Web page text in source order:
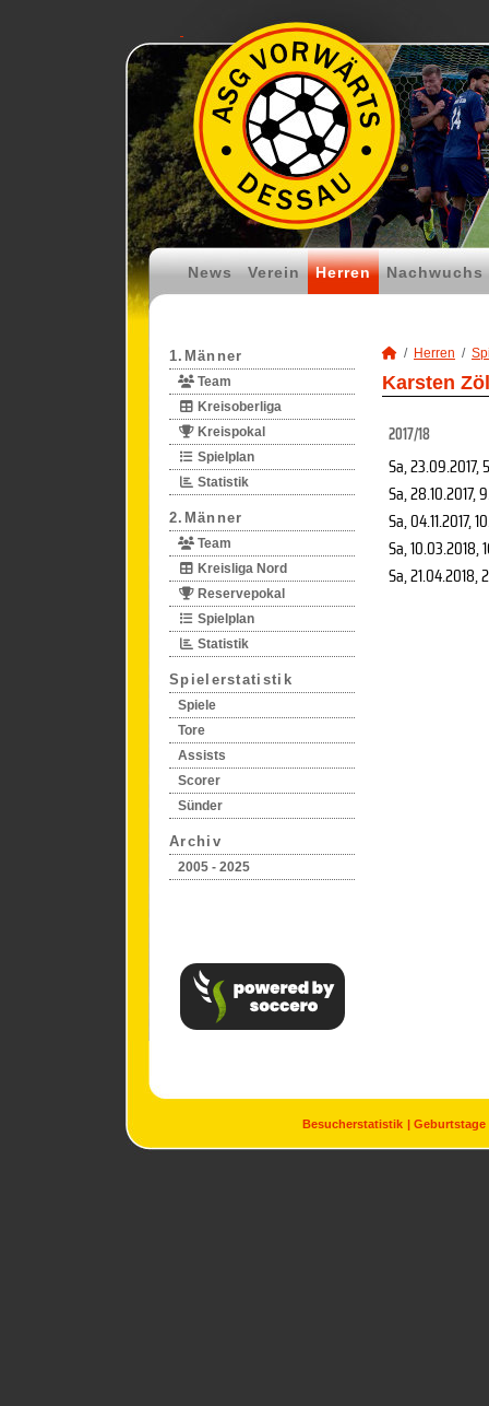
News Verein Herren Nachwuchs
1.Männer
Team
Kreisoberliga
Kreispokal
Spielplan
Statistik
2.Männer
Team
Kreisliga Nord
Reservepokal
Spielplan
Statistik
Spielerstatistik
Spiele
Tore
Assists
Scorer
Sünder
Archiv
2005 - 2025
Herren
Karsten
2017/18
Sa, 23.09.2017,
Sa, 28.10.2017,
Sa, 04.11.2017,
Sa, 10.03.2018,
Sa, 21.04.2018,
Besucherstatistik Geburtstage